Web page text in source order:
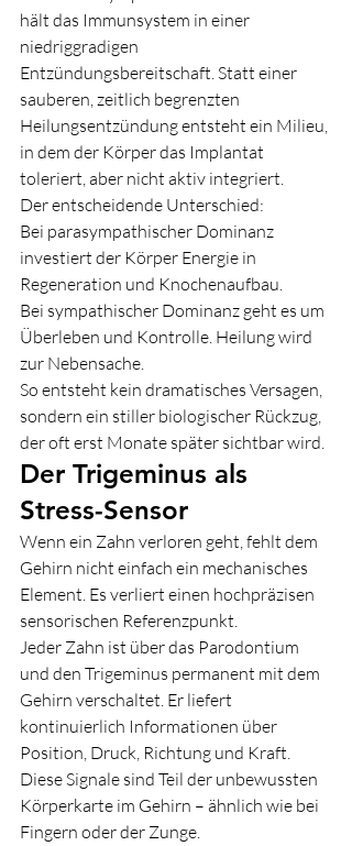
hält das Immunsystem in einer
niedriggradigen
Entzündungsbereitschaft. Statt einer
sauberen, zeitlich begrenzten
Heilungsentzündung entsteht ein Milieu,
in dem der Körper das Implantat
toleriert, aber nicht aktiv integriert.
Der entscheidende Unterschied:
Bei parasympathischer Dominanz
investiert der Körper Energie in
Regeneration und Knochenaufbau.
Bei sympathischer Dominanz geht es um
Überleben und Kontrolle. Heilung wird
zur Nebensache.
So entsteht kein dramatisches Versagen,
sondern ein stiller biologischer Rückzug,
der oft erst Monate später sichtbar wird.
Der Trigeminus als
Stress-Sensor
Wenn ein Zahn verloren geht, fehlt dem
Gehirn nicht einfach ein mechanisches
Element. Es verliert einen hochpräzisen
sensorischen Referenzpunkt.
Jeder Zahn ist über das Parodontium
und den Trigeminus permanent mit dem
Gehirn verschaltet. Er liefert
kontinuierlich Informationen über
Position, Druck, Richtung und Kraft.
Diese Signale sind Teil der unbewussten
Körperkarte im Gehirn – ähnlich wie bei
Fingern oder der Zunge.